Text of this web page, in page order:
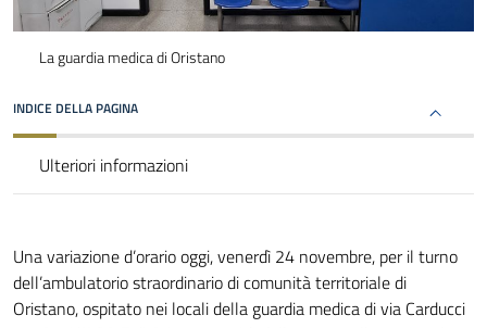
La guardia medica di Oristano
INDICE DELLA PAGINA
Ulteriori informazioni
Una variazione d’orario oggi, venerdì 24 novembre, per il turno
dell’ambulatorio straordinario di comunità territoriale di
Oristano, ospitato nei locali della guardia medica di via Carducci